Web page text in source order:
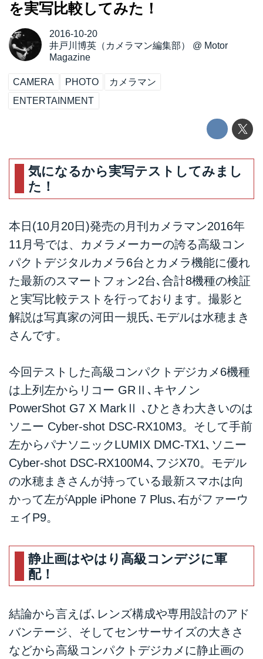
を実写比較してみた！
2016-10-20
井戸川博英（カメラマン編集部）
@ Motor
Magazine
CAMERA PHOTO
カメラマン
ENTERTAINMENT
気になるから実写テストしてみまし
た！
本日(10月20日)発売の月刊カメラマン2016年
11月号では、カメラメーカーの誇る高級コン
パクトデジタルカメラ6台とカメラ機能に優れ
た最新のスマートフォン2台､合計8機種の検証
と実写比較テストを行っております。撮影と
解説は写真家の河田一規氏､モデルは水穂まき
さんです。
今回テストした高級コンパクトデジカメ6機種
は上列左からリコー GRⅡ､キヤノン
PowerShot G7 X MarkⅡ ､ひときわ大きいのは
ソニー Cyber-shot DSC-RX10M3。そして手前
左からパナソニックLUMIX DMC-TX1､ソニー
Cyber-shot DSC-RX100M4､フジX70。モデル
の水穂まきさんが持っている最新スマホは向
かって左がApple iPhone 7 Plus､右がファーウ
ェイP9。
静止画はやはり高級コンデジに軍
配！
結論から言えば､レンズ構成や専用設計のアド
バンテージ、そしてセンサーサイズの大きさ
などから高級コンパクトデジカメに静止画の